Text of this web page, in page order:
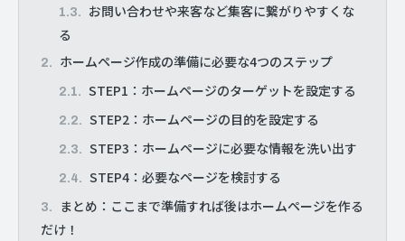
お問い合わせや来客など集客に繋がりやすくな
る
ホームページ作成の準備に必要な4つのステップ
STEP1：ホームページのターゲットを設定する
STEP2：ホームページの目的を設定する
STEP3：ホームページに必要な情報を洗い出す
STEP4：必要なページを検討する
まとめ：ここまで準備すれば後はホームページを作る
だけ！